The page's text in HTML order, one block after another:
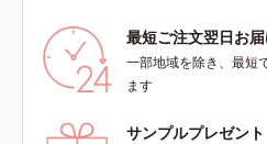
最短ご注文翌日お
一部地域を除き、最短
ます
サンプルプレゼント